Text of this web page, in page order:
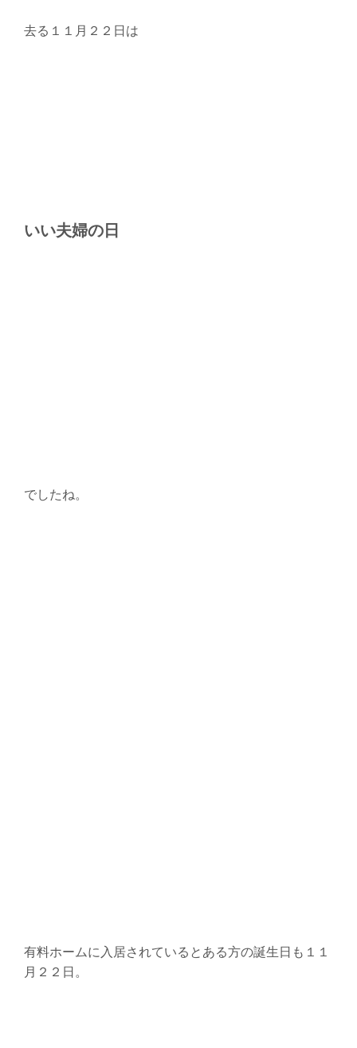
去る１１月２２日は
いい夫婦の日
でしたね。
有料ホームに入居されているとある方の誕生日も１１
月２２日。